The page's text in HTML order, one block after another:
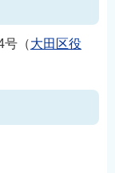
（大田区役